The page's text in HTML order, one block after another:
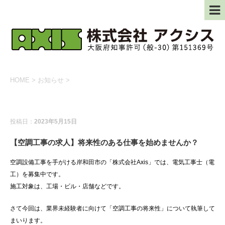
HOME > お知らせ >
投稿日： 2023年5月15日
【空調工事の求人】将来性のある仕事を始めませんか？
空調設備工事を手がける岸和田市の「株式会社Axis」では、電気工事士（電
工）を募集中です。
施工対象は、工場・ビル・店舗などです。
さて今回は、業界未経験者に向けて「空調工事の将来性」について執筆して
まいります。